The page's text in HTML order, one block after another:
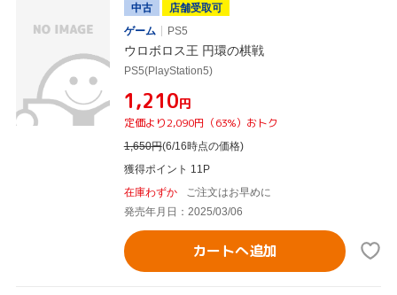
中古
店舗受取可
ゲーム
PS5
ウロボロス王 円環の棋戦
PS5(PlayStation5)
¥1,210円
定価より2,090円（63%）おトク
1,650円(6/16時点の価格)
獲得ポイント 11P
在庫わずか
ご注文はお早めに
発売年月日：2025/03/06
カートへ追加